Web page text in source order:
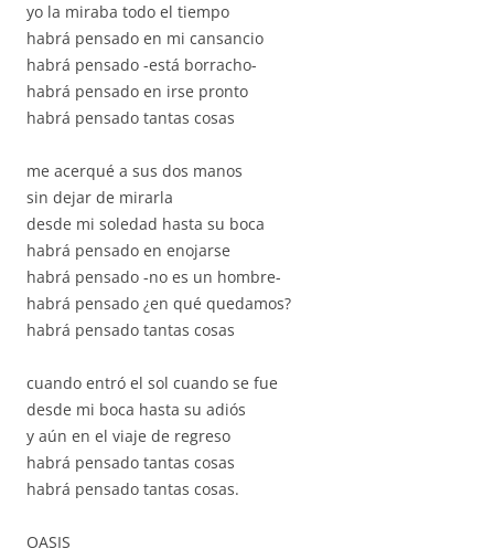
yo la miraba todo el tiempo
habrá pensado en mi cansancio
habrá pensado -está borracho-
habrá pensado en irse pronto
habrá pensado tantas cosas
me acerqué a sus dos manos
sin dejar de mirarla
desde mi soledad hasta su boca
habrá pensado en enojarse
habrá pensado -no es un hombre-
habrá pensado ¿en qué quedamos?
habrá pensado tantas cosas
cuando entró el sol cuando se fue
desde mi boca hasta su adiós
y aún en el viaje de regreso
habrá pensado tantas cosas
habrá pensado tantas cosas.
OASIS